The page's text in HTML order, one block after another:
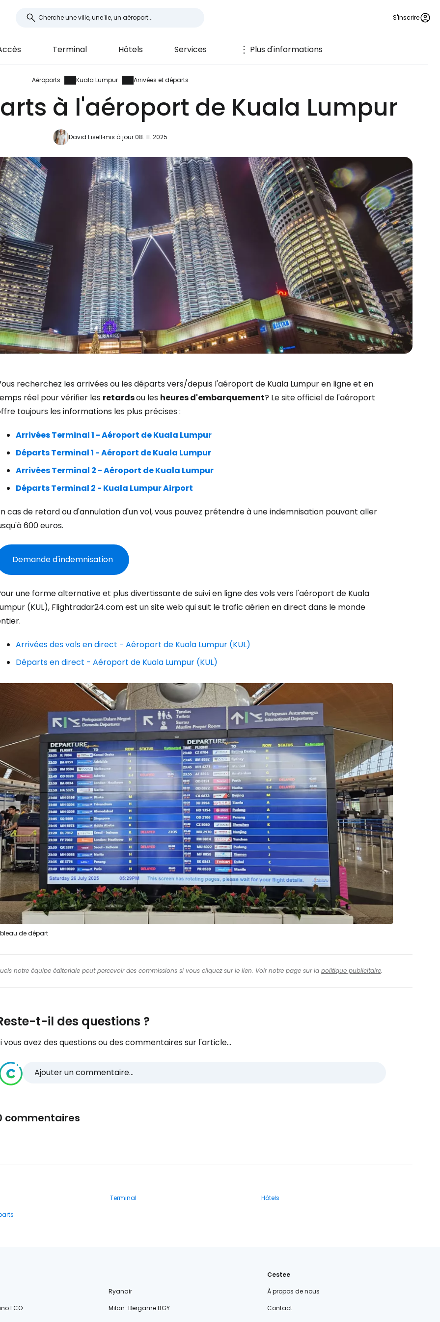
S'inscrire
Terminal Hôtels Services Plus d'informations
Aéroports Kuala Lumpur Arrivées et départs
à l'aéroport de Kuala Lumpur
David Eiseltmis à jour 08. 11. 2025
recherchez les arrivées ou les départs vers/depuis l'aéroport de Kuala Lumpur en ligne et en
réel pour vérifier les retardsou les heures d'embarquement? Le site officiel de l'aéroport
toujours les informations les plus précises :
Arrivées Terminal 1 - Aéroport de Kuala Lumpur
Départs Terminal 1 - Aéroport de Kuala Lumpur
Arrivées Terminal 2 - Aéroport de Kuala Lumpur
Départs Terminal 2 - Kuala Lumpur Airport
cas de retard ou d'annulation d'un vol, vous pouvez prétendre à une indemnisation pouvant aller
600 euros.
Demande d'indemnisation
une forme alternative et plus divertissante de suivi en ligne des vols vers l'aéroport de Kuala
(KUL), Flightradar24.com est un site web qui suit le trafic aérien en direct dans le monde
Arrivées des vols en direct - Aéroport de Kuala Lumpur (KUL)
Départs en direct - Aéroport de Kuala Lumpur (KUL)
de départ
notre équipe éditoriale peut percevoir des commissions si vous cliquez sur le lien. Voir notre page sur la politique publicitaire.
t-il des questions ?
vous avez des questions ou des commentaires sur l'article...
Ajouter un commentaire...
commentaires
Terminal
Hôtels
Ryanair
FCO
Milan-Bergame BGY
Cestee
À propos de nous
Contact
Se connecter à Cestee
... la communauté mondiale des voyageurs
Continuer avec Google
Continuer avec Facebook
Poursuivre avec le courrier électronique